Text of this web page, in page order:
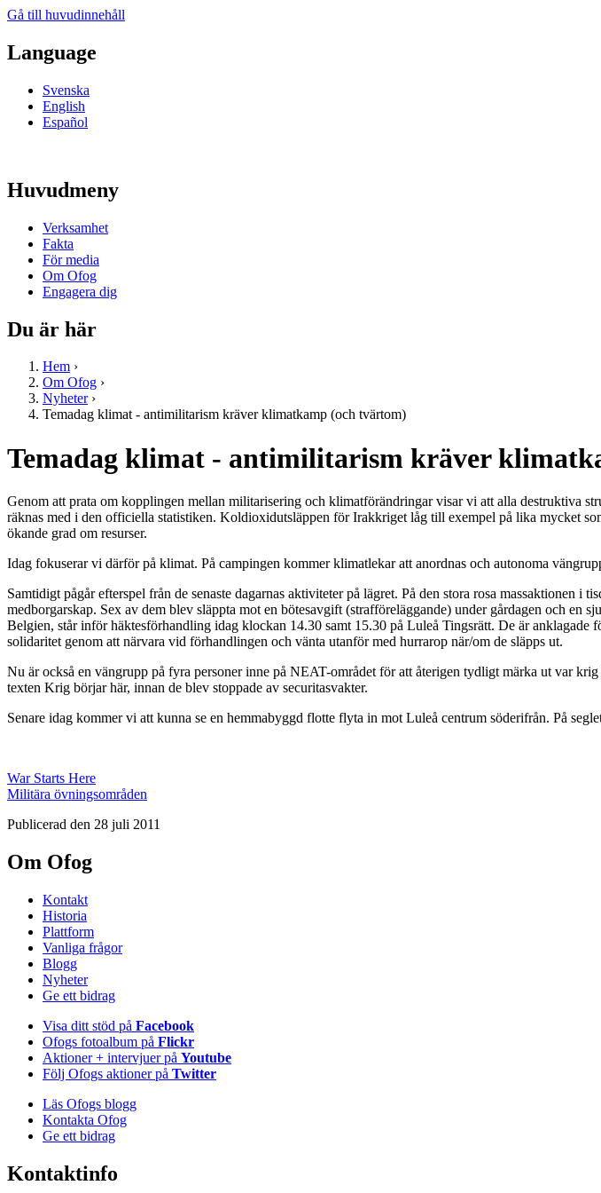
Gå till huvudinnehåll
Language
Svenska
English
Español
Huvudmeny
Verksamhet
Fakta
För media
Om Ofog
Engagera dig
Du är här
Hem ›
Om Ofog ›
Nyheter›
Temadag klimat - antimilitarism kräver klimatkamp (och tvärtom)
Temadag klimat - antimilitarism kräver
Genom att prata om kopplingen mellan militarisering och klimatförändringar visar vi att alla destruktiva
räknas med i den officiella statistiken. Koldioxidutsläppen för Irakkriget låg till exempel på lika mycket
ökande grad om resurser.
Idag fokuserar vi därför på klimat. På campingen kommer klimatlekar att anordnas och autonoma
Samtidigt pågår efterspel från de senaste dagarnas aktiviteter på lägret. På den stora rosa massaktionen
medborgarskap. Sex av dem blev släppta mot en bötesavgift (strafföreläggande) under gårdagen och
Belgien, står inför häktesförhandling idag klockan 14.30 samt 15.30 på Luleå Tingsrätt. De är
solidaritet genom att närvara vid förhandlingen och vänta utanför med hurrarop när/om de släpps ut.
Nu är också en vängrupp på fyra personer inne på NEAT-området för att återigen tydligt märka ut var
texten Krig börjar här, innan de blev stoppade av securitasvakter.
Senare idag kommer vi att kunna se en hemmabyggd flotte flyta in mot Luleå centrum söderifrån. På
War Starts Here
Militära övningsområden
Publicerad den 28 juli 2011
Om Ofog
Kontakt
Historia
Plattform
Vanliga frågor
Blogg
Nyheter
Ge ett bidrag
Visa ditt stöd på Facebook
Ofogs fotoalbum på Flickr
Aktioner + intervjuer på Youtube
Följ Ofogs aktioner på Twitter
Läs Ofogs blogg
Kontakta Ofog
Ge ett bidrag
Kontaktinfo